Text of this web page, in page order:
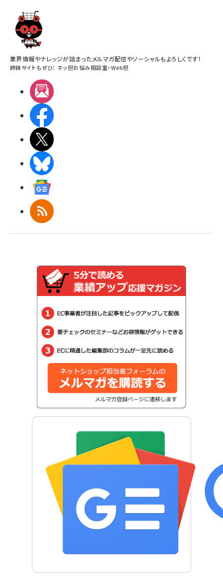
業界情報やナレッジが詰まったメルマガ配信やソーシャルもよろしくです！
姉妹サイトもぜひ： ネッ担お悩み相談室・Web担
RSS